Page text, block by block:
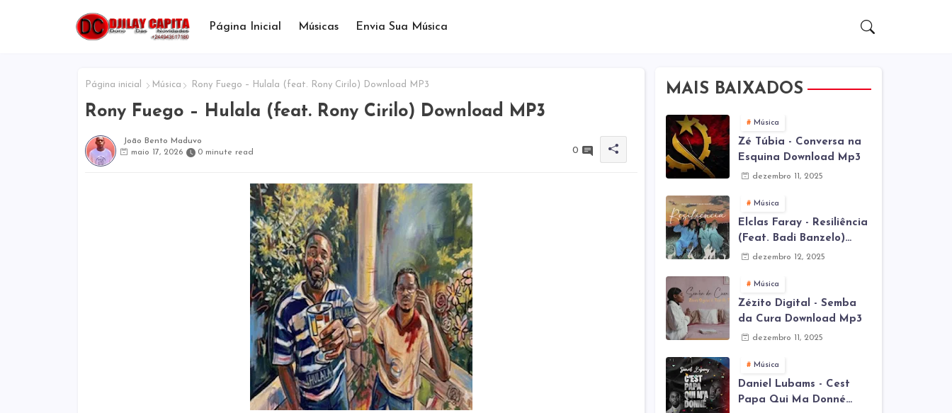
Página Inicial Músicas Envia Sua Música
Página inicial Música Rony Fuego – Hulala (feat. Rony Cirilo) Download MP3
Rony Fuego – Hulala (feat. Rony Cirilo) Download MP3
João Bento Maduvo
maio 17, 2026
0 minute read 0
MAIS BAIXADOS
Música
Zé Túbia - Conversa na
Esquina Download Mp3
dezembro 11, 2025
Música
Elclas Faray - Resiliência
(Feat. Badi Banzelo)
Download Mp3
dezembro 12, 2025
Música
Zézito Digital - Semba
da Cura Download Mp3
dezembro 11, 2025
Música
Daniel Lubams - Cest
Papa Qui Ma Donné